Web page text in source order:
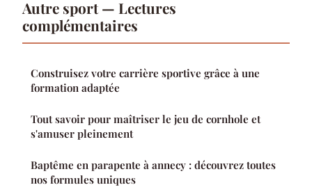
Autre sport — Lectures
complémentaires
Construisez votre carrière sportive grâce à une
formation adaptée
Tout savoir pour maîtriser le jeu de cornhole et
s'amuser pleinement
Baptême en parapente à annecy : découvrez toutes
nos formules uniques